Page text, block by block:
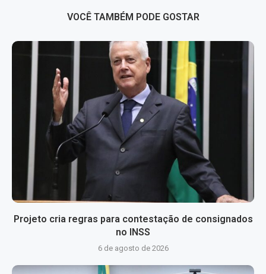
VOCÊ TAMBÉM PODE GOSTAR
Projeto cria regras para contestação de consignados
no INSS
6 de agosto de 2026